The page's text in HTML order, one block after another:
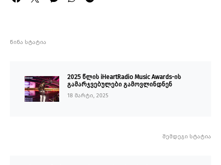
წინა სტატია
2025 წლის iHeartRadio Music Awards-ის
გამარჯვებულები გამოვლინდნენ
18 მარტი, 2025
შემდეგი სტატია